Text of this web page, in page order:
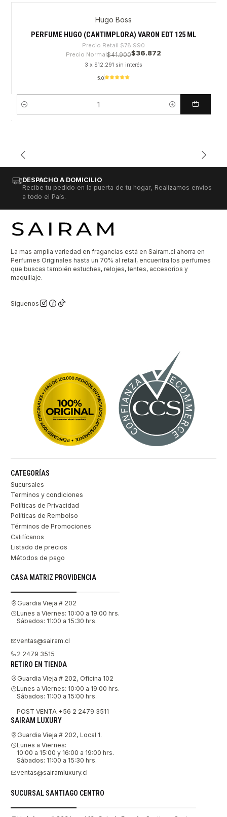
Hugo Boss
PERFUME HUGO (CANTIMPLORA) VARON EDT 125 ML
Precio Retail $78.990
Precio Normal$41.900$36.872
3 x $12.291 sin interés
5.0
Cantidad
DESPACHO A DOMICILIO
Recibe tu pedido en la puerta de tu hogar, Realizamos envíos
a todo el País.
La mas amplia variedad en fragancias está en Sairam.cl ahorra en
Perfumes Originales hasta un 70% al retail, encuentra los perfumes
que buscas también estuches, relojes, lentes, accesorios y
maquillaje.
Síguenos
CATEGORÍAS
Sucursales
Terminos y condiciones
Políticas de Privacidad
Políticas de Rembolso
Términos de Promociones
Califícanos
Listado de precios
Métodos de pago
CASA MATRIZ PROVIDENCIA
Guardia Vieja # 202
Lunes a Viernes: 10:00 a 19:00 hrs.
Sábados: 11:00 a 15:30 hrs.
ventas@sairam.cl
2 2479 3515
RETIRO EN TIENDA
Guardia Vieja # 202, Oficina 102
Lunes a Viernes: 10:00 a 19:00 hrs.
Sábados: 11:00 a 15:00 hrs.
POST VENTA +56 2 2479 3511
SAIRAM LUXURY
Guardia Vieja # 202, Local 1.
Lunes a Viernes:
10:00 a 15:00 y 16:00 a 19:00 hrs.
Sábados: 11:00 a 15:30 hrs.
ventas@sairamluxury.cl
SUCURSAL SANTIAGO CENTRO